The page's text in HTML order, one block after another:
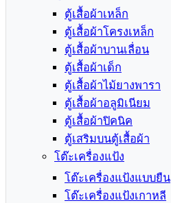
ตู้เสื้อผ้าเหล็ก
ตู้เสื้อผ้าโครงเหล็ก
ตู้เสื้อผ้าบานเลื่อน
ตู้เสื้อผ้าเด็ก
ตู้เสื้อผ้าไม้ยางพารา
ตู้เสื้อผ้าอลูมิเนียม
ตู้เสื้อผ้าปิคนิค
ตู้เสริมบนตู้เสื้อผ้า
โต๊ะเครื่องแป้ง
โต๊ะเครื่องแป้งแบบยืน
โต๊ะเครื่องแป้งเกาหลี